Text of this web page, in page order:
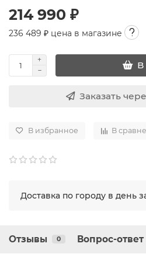
214 990 ₽
236 489 ₽ цена в магазине
В
Заказать
В избранное В
Доставка по городу в день
Отзывы 0 Вопрос-ответ